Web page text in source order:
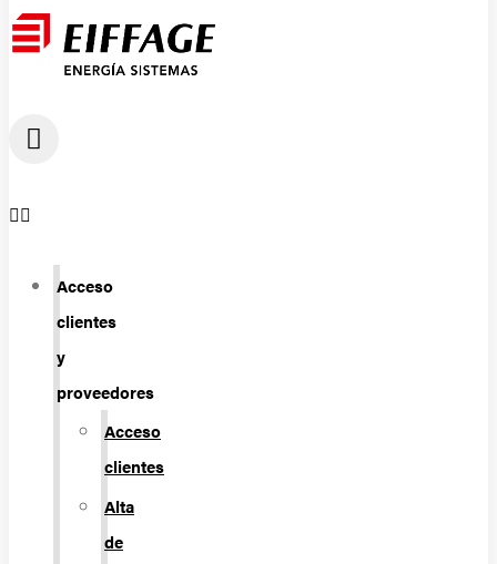
Acceso
clientes
y
proveedores
Acceso
clientes
Alta
de